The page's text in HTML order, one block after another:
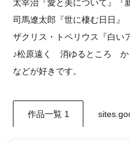
太宰治『愛と美について』『
司馬遼太郎『世に棲む日日』
ザクリス・トペリウス『白い
♪松原遠く 消ゆるところ か
などが好きです。
作品一覧 1